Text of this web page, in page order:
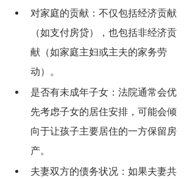
对家庭的贡献：不仅包括经济贡献
（如支付房贷），也包括非经济贡
献（如家庭主妇或主夫的家务劳
动）。
是否有未成年子女：法院通常会优
先考虑子女的居住安排，可能会倾
向于让孩子主要居住的一方保留房
产。
夫妻双方的债务状况：如果夫妻共